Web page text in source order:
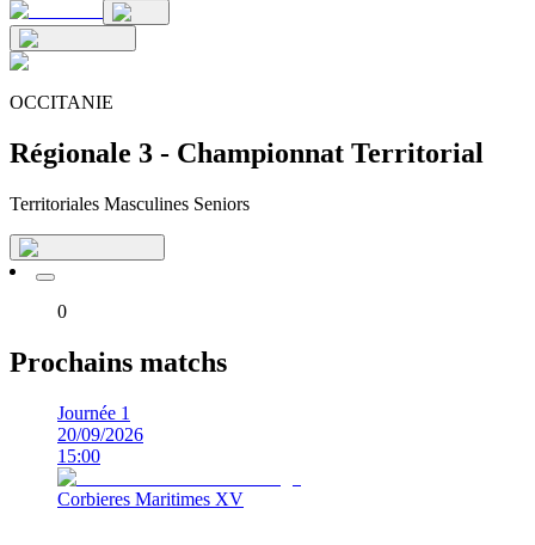
OCCITANIE
Régionale 3 - Championnat Territorial
Territoriales Masculines Seniors
0
Prochains matchs
Journée 1
20/09/2026
15:00
Corbieres Maritimes XV